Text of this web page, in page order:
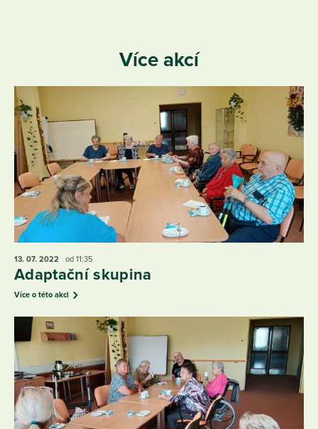
Více akcí
13. 07. 2022 od 11:35
Adaptační skupina
Více o této akci